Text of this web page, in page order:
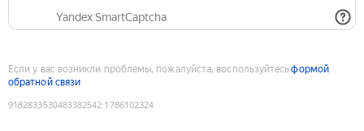
Yandex SmartCaptcha
Если у вас возникли проблемы, пожалуйста, воспользуйтесьформой
обратной связи
9182833530483382542:1786102324